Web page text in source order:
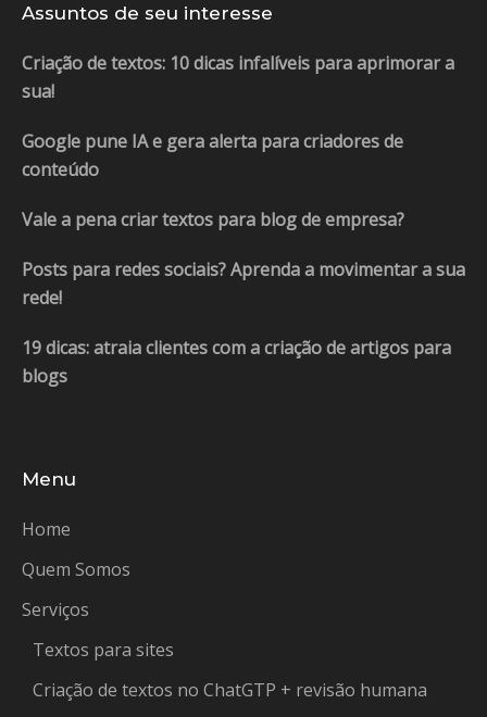
Assuntos de seu interesse
Criação de textos: 10 dicas infalíveis para aprimorar a
sua!
Google pune IA e gera alerta para criadores de
conteúdo
Vale a pena criar textos para blog de empresa?
Posts para redes sociais? Aprenda a movimentar a sua
rede!
19 dicas: atraia clientes com a criação de artigos para
blogs
Menu
Home
Quem Somos
Serviços
Textos para sites
Criação de textos no ChatGTP + revisão humana